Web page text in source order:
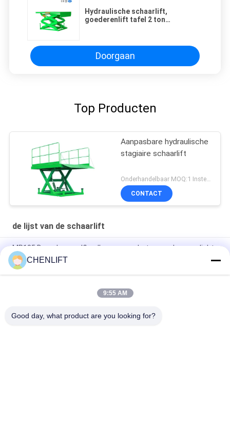
Hydraulische schaarlift,
goederenlift tafel 2 ton
Doorgaan
Top Producten
Aanpasbare hydraulische
stagiaire schaarlift
Onderhandelbaar MOQ:1 Instellen
CONTACT
de lijst van de schaarlift
MP105 Draagbare zelflaadkarren voor het verwerken van licht
materiaal
1110 mm palletpal lading heftafel hefboomlader voor 2000 kg
Zware industriële enkele schaarlift, solide en duurzame
CHENLIFT
9:55 AM
Good day, what product are you looking for?